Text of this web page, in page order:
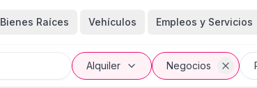
Bienes Raíces Vehículos Empleos y Servicios
Alquiler Negocios